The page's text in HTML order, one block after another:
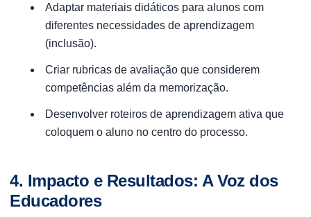
Adaptar materiais didáticos para alunos com
diferentes necessidades de aprendizagem
(inclusão).
Criar rubricas de avaliação que considerem
competências além da memorização.
Desenvolver roteiros de aprendizagem ativa que
coloquem o aluno no centro do processo.
4. Impacto e Resultados: A Voz dos
Educadores